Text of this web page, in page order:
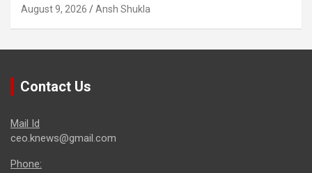
August 9, 2026 Ansh Shukla
Contact Us
Mail Id
ceo.knews@gmail.com
Phone: